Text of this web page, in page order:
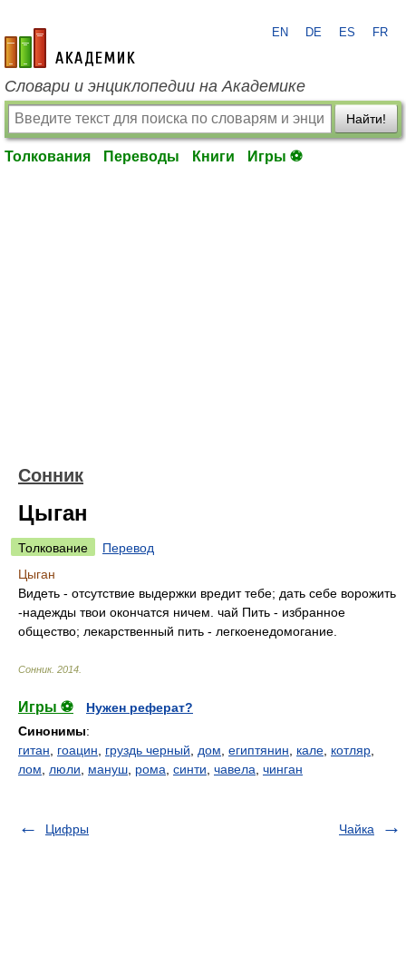
academic.ru
EN DE ES FR
Словари и энциклопедии на Академике
Найти!
Толкования Переводы Книги Игры ⚽
Сонник
Цыган
Толкование
Перевод
Цыган
Видеть - отсутствие выдержки вредит тебе; дать себе ворожить
-надежды твои окончатся ничем. чай Пить - избранное
общество; лекарственный пить - легкоенедомогание.
Сонник. 2014
Игры ⚽
Нужен реферат?
Синонимы:
гитан
гоацин груздь черный дом египтянин кале котляр
лом
люли мануш рома синти чавела чинган
Цифры Чайка